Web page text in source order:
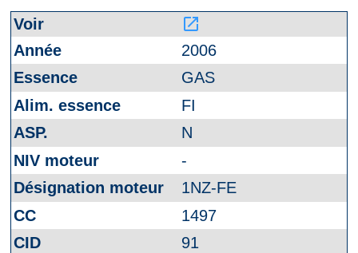
launch
2006
GAS
FI
N
-
1NZ-FE
1497
91